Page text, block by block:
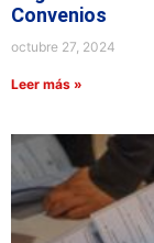
Convenios
octubre 27, 2024
Leer más »